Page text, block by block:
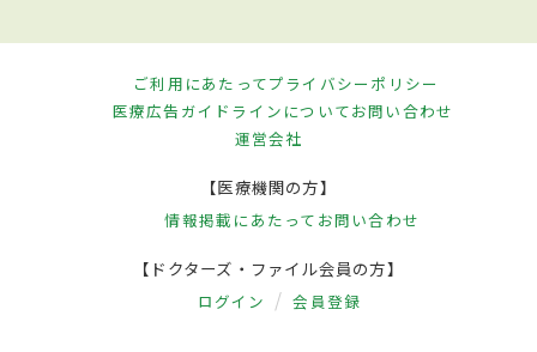
ご利用にあたってプライバシーポリシー
医療広告ガイドラインについてお問い合わせ
運営会社
【医療機関の方】
情報掲載にあたって お問い合わせ
【ドクターズ・ファイル会員の方】
ログイン 会員登録